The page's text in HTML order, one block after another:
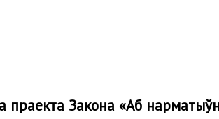
праекта Закона «Аб